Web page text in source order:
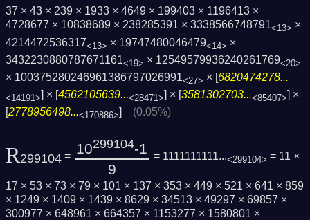
37 × 43 × 239 × 1933 × 4649 × 199403 × 1196413 ×
4728677 × 10838689 × 238285391 × 3338566748791<13> ×
4214472536317<13> × 19747480046479<14> ×
3432230880787671161<19> × 12549579936240261769<20>
× 100375280246961386797026991<27> × [6820474278...
<14191>] × [4562105639...<28471>] × [3581302703...<85407>] ×
[2778956498...<170886>] (0.05%)
R299104 = 10299104-1
9
= 1111111111...<299104> = 11 ×
17 × 53 × 73 × 79 × 101 × 137 × 353 × 449 × 521 × 641 × 859
× 1249 × 1409 × 1439 × 8629 × 34513 × 49297 × 69857 ×
300977 × 648961 × 664357 × 1153277 × 1580801 ×